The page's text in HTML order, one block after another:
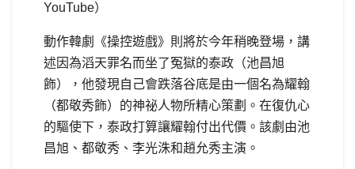
YouTube）
動作韓劇《操控遊戲》則將於今年稍晚登場，講
述因為滔天罪名而坐了冤獄的泰政（池昌旭
飾），他發現自己會跌落谷底是由一個名為耀翰
（都敬秀飾）的神祕人物所精心策劃。在復仇心
的驅使下，泰政打算讓耀翰付出代價。該劇由池
昌旭、都敬秀、李光洙和趙允秀主演。